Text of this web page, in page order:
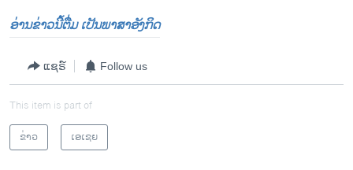
ອ່ານຂ່າວນີ້ຕື່ມ ເປັນພາສາອັງກິດ
ແຊຣ໌ Follow us
This item is part of
ຂ່າວ
ເອເຊຍ